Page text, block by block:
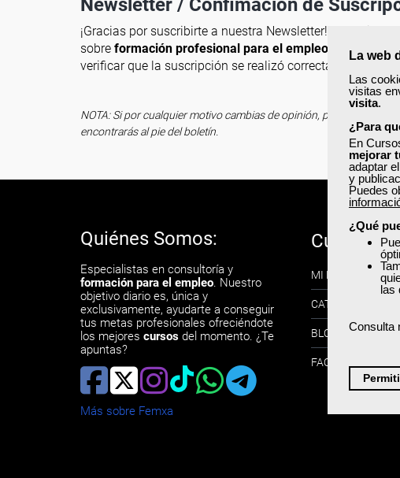
La web
Las
visitas
visita.
¿Para
En
mejorar
adaptar
y
Puedes
¿Qué
las
Consulta
Newsletter / Confimación de
¡Gracias por suscribirte a nuestra Newsletter!. A partir
sobre formación profesional para el empleo , recursos
verificar que la suscripción se realizó correctamente.
NOTA: Si por cualquier motivo cambias de opinión, puedes darte
encontrarás al pie del boletín.
Quiénes Somos:
Especialistas en consultoría y
formación para el empleo. Nuestro
objetivo diario es, única y
exclusivamente, ayudarte a conseguir
tus metas profesionales ofreciéndote
los mejores cursos del momento. ¿Te
apuntas?
Más sobre Femxa
Cursos:
MI PERFIL
CATÁLOGO DE
BLOG
FAQ´s -